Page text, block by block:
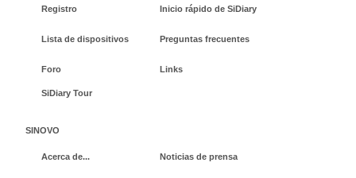
Registro Inicio rápido de SiDiary
Lista de dispositivos Preguntas frecuentes
Foro Links
SiDiary Tour
SINOVO
Acerca de... Noticias de prensa